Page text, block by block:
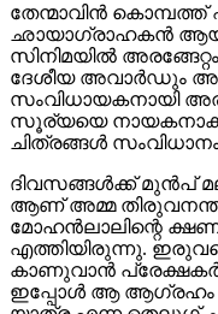
തേന്മാവിൻ
ഛായാഗ്രാഹകൻ
സിനിമയിൽ
ദേശീയ അവാർഡും
സംവിധായകനായി
സൂര്യയെ
ചിത്രങ്ങൾ
ദിവസങ്ങൾക്ക് മുൻപ്
ആണ് അമ്മ
മോഹൻലാലിന്റെ
എത്തിയിരുന്നു.
കാണുവാൻ പ്രേക്ഷകർ
ഇപ്പോൾ ആ